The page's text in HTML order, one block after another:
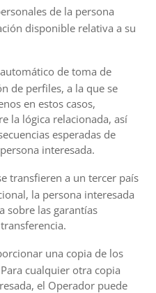
de la persona
disponible relativa a su
de toma de
de perfiles, a la que se
en estos casos,
la lógica relacionada, así
esperadas de
interesada.
transfieren a un tercer país
la persona interesada
sobre las garantías
una copia de los
cualquier otra copia
el Operador puede